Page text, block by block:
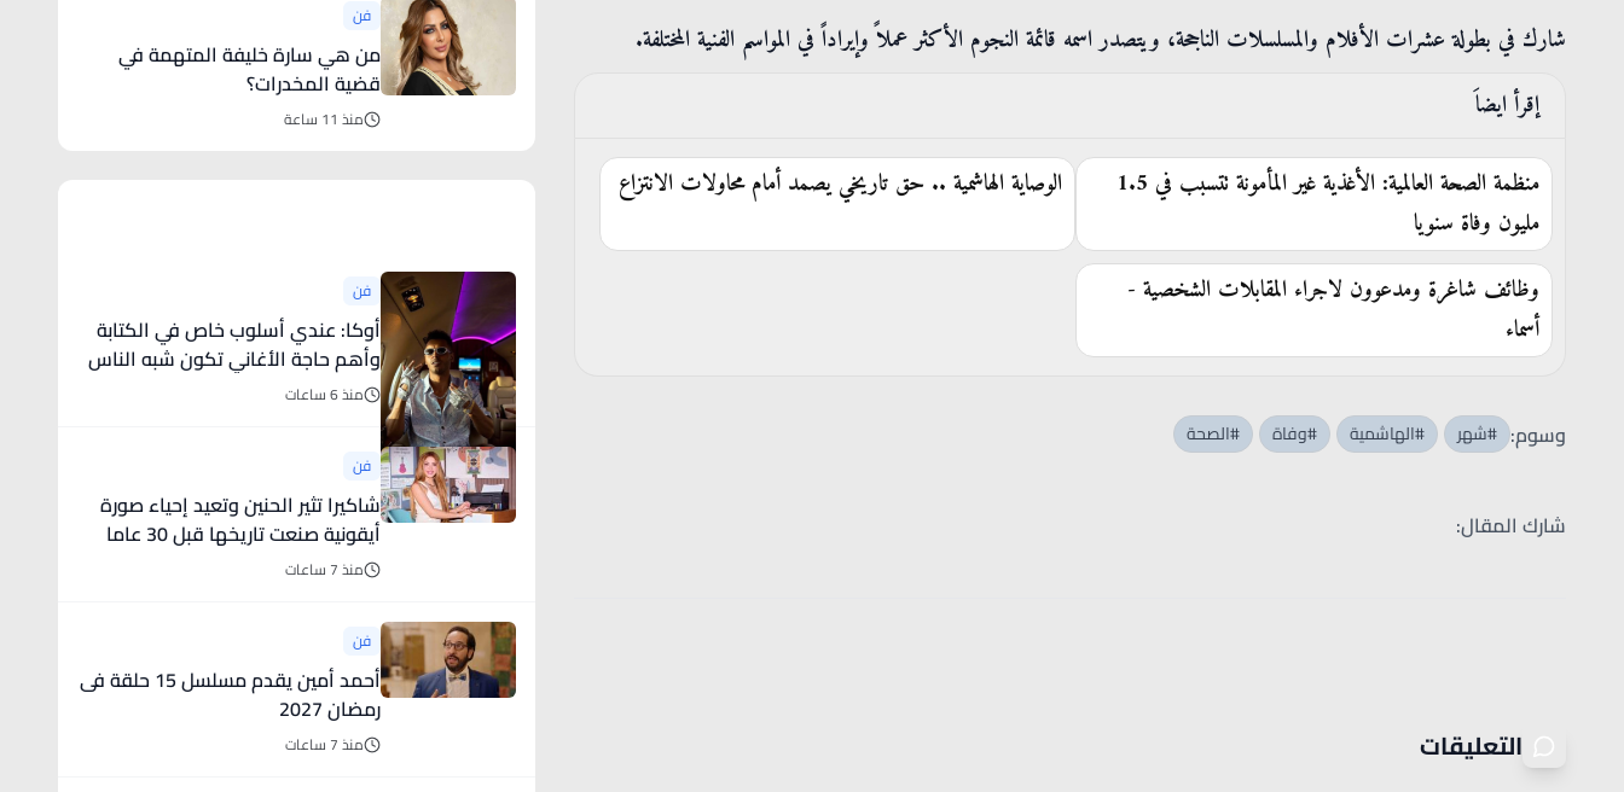
شارك في بطولة عشرات الأفلام والمسلسلات الناجحة، ويتصدر اسمه قائمة النجوم الأكثر عملاً وإيراداً في المواسم الفنية المختلفة.
إقرأ ايضاَ
منظمة الصحة العالمية: الأغذية غير المأمونة تتسبب في 1.5
مليون وفاة سنويا
الوصاية الهاشمية .. حق تاريخي يصمد أمام محاولات الانتزاع
وظائف شاغرة ومدعوون لاجراء المقابلات الشخصية -
أسماء
وسوم: #شهر #الهاشمية #وفاة #الصحة
شارك المقال:
التعليقات
فن
من هي سارة خليفة المتهمة في
قضية المخدرات؟
منذ 11 ساعة
فن
أوكا: عندي أسلوب خاص في الكتابة
وأهم حاجة الأغاني تكون شبه الناس
منذ 6 ساعات
فن
شاكيرا تثير الحنين وتعيد إحياء صورة
أيقونية صنعت تاريخها قبل 30 عاما
منذ 7 ساعات
فن
أحمد أمين يقدم مسلسل 15 حلقة فى
رمضان 2027
منذ 7 ساعات